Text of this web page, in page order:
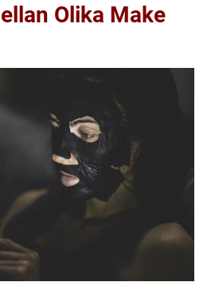
Olika Make